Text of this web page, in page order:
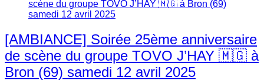
[AMBIANCE] Soirée 25ème anniversaire
de scène du groupe TOVO J’HAY 🇲🇬 à
Bron (69) samedi 12 avril 2025